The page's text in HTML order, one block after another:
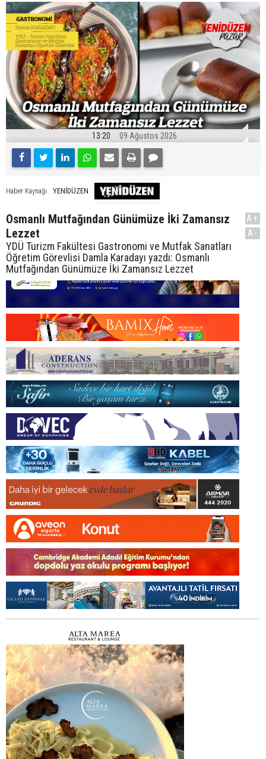
13:20 09 Ağustos 2026
Haber Kaynağı YENİDÜZEN
Osmanlı Mutfağından Günümüze İki Zamansız
Lezzet
YDÜ Turizm Fakültesi Gastronomi ve Mutfak Sanatları
Öğretim Görevlisi Damla Karadayı yazdı: Osmanlı
Mutfağından Günümüze İki Zamansız Lezzet
A+
A-